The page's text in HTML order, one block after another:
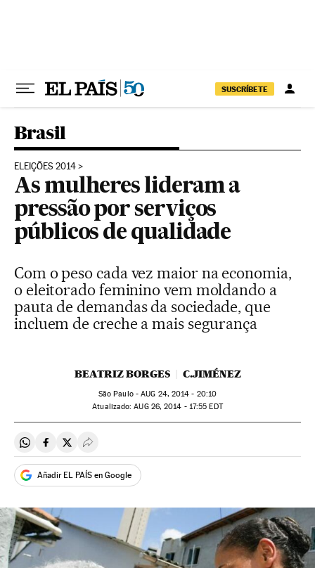
SUSCRÍBETE
Brasil
ELEIÇÕES 2014
As mulheres lideram a
pressão por serviços
públicos de qualidade
Com o peso cada vez maior na economia,
o eleitorado feminino vem moldando a
pauta de demandas da sociedade, que
incluem de creche a mais segurança
BEATRIZ BORGES C.JIMÉNEZ
São Paulo -AUG 24, 2014 - 20:10
atualizado: AUG26, 2014 - 17:55 EDT
Compartir en Whatsapp
Compartir en Facebook
Compartir en Twitter
Desplegar Redes Sociales
Añadir EL PAÍS en Google